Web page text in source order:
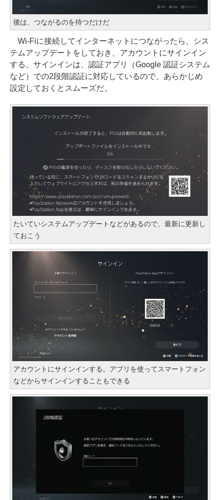
後は、つながるのを待つだけだ
Wi-Fiに接続してインターネットにつながったら、シス
テムアップデートをしておき、アカウントにサインイン
する。サインインは、認証アプリ（Google 認証システム
など）での2段階認証に対応しているので、あらかじめ
設定しておくとスムーズだ。
たいていシステムアップデートなどがあるので、最新に更新し
ておこう
アカウントにサインインする。アプリを使ってスマートフォン
などからサインインすることもできる